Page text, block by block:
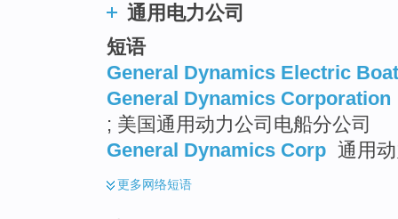
通用电力公司
短语
General Dynamics Electric Boat
General Dynamics Corporation
; 美国通用动力公司电船分公司
General Dynamics Corp 通用
更多网络短语